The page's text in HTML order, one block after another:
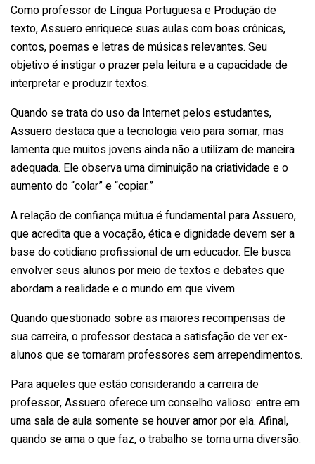
Como professor de Língua Portuguesa e Produção de
texto, Assuero enriquece suas aulas com boas crônicas,
contos, poemas e letras de músicas relevantes. Seu
objetivo é instigar o prazer pela leitura e a capacidade de
interpretar e produzir textos.
Quando se trata do uso da Internet pelos estudantes,
Assuero destaca que a tecnologia veio para somar, mas
lamenta que muitos jovens ainda não a utilizam de maneira
adequada. Ele observa uma diminuição na criatividade e o
aumento do “colar” e “copiar.”
A relação de confiança mútua é fundamental para Assuero,
que acredita que a vocação, ética e dignidade devem ser a
base do cotidiano profissional de um educador. Ele busca
envolver seus alunos por meio de textos e debates que
abordam a realidade e o mundo em que vivem.
Quando questionado sobre as maiores recompensas de
sua carreira, o professor destaca a satisfação de ver ex-
alunos que se tornaram professores sem arrependimentos.
Para aqueles que estão considerando a carreira de
professor, Assuero oferece um conselho valioso: entre em
uma sala de aula somente se houver amor por ela. Afinal,
quando se ama o que faz, o trabalho se torna uma diversão.